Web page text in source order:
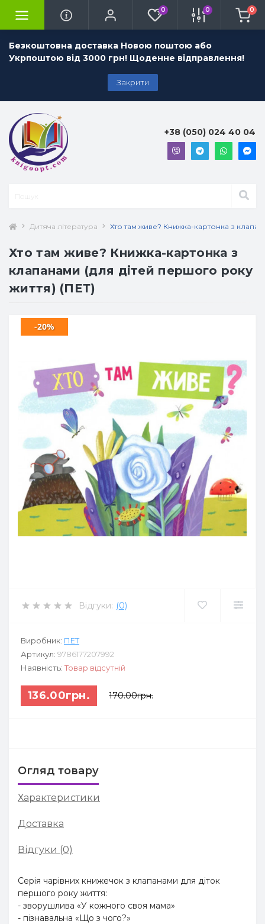
Безкоштовна доставка Новою поштою або
Укрпоштою від 3000 грн! Щоденне відправлення!
Закрити
0 0 0
+38 (050) 024 40 04
Дитяча література Хто там живе? Книжка-картонка з
Хто там живе? Книжка-картонка з
клапанами (для дітей першого року
життя) (ПЕТ)
-20%
Відгуки: (0)
Виробник: ПЕТ
Артикул: 9786177207992
Наявність: Товар відсутній
136.00грн. 170.00грн.
Огляд товару
Характеристики
Доставка
Відгуки (0)
Серія чарівних книжечок з клапанами для діток
першого року життя:
- зворушлива «У кожного своя мама»
- пізнавальна «Що з чого?»